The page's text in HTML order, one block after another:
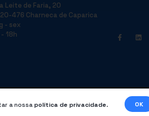
Leite de Faria, 20
476 Charneca de Caparica
- sex
18h
a nossa política de privacidade. OK